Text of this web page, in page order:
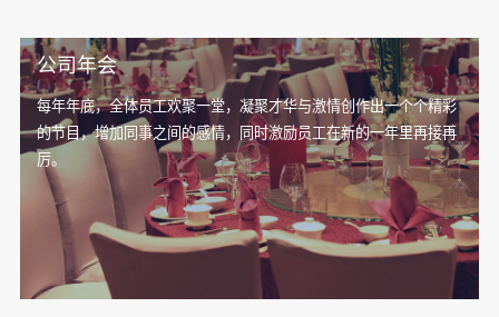
公司年会
每年年底，全体员工欢聚一堂，凝聚才华与激情创作出一个个精彩
的节目，增加同事之间的感情，同时激励员工在新的一年里再接再
厉。